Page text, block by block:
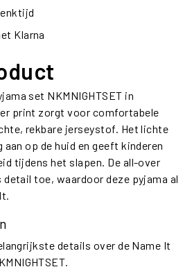
Klarna
set NKMNIGHTSET in
print zorgt voor comfortabele
rekbare jerseystof. Het lichte
op de huid en geeft kinderen
tijdens het slapen. De all-over
toe, waardoor deze pyjama al
details over de Name It